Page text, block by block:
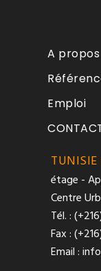
A propos
Emploi
TUNISIE
étage -
Centre
Tél. :
Fax :
Email :